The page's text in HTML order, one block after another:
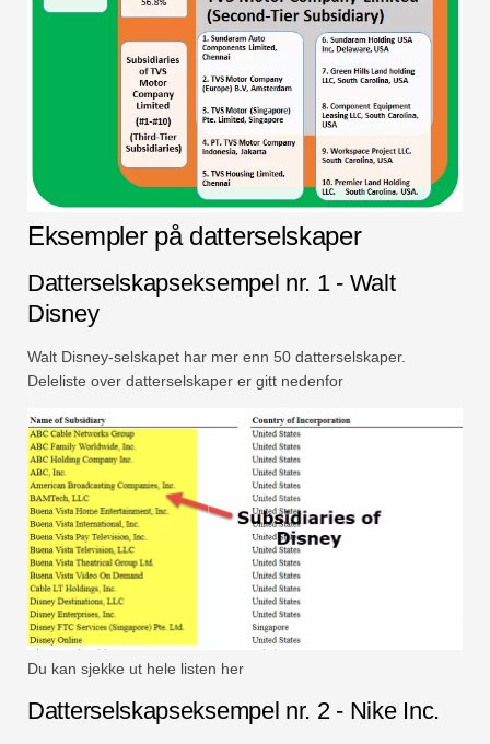
Eksempler på datterselskaper
Datterselskapseksempel nr. 1 - Walt
Disney
Walt Disney-selskapet har mer enn 50 datterselskaper.
Deleliste over datterselskaper er gitt nedenfor
Du kan sjekke ut hele listen her
Datterselskapseksempel nr. 2 - Nike Inc.